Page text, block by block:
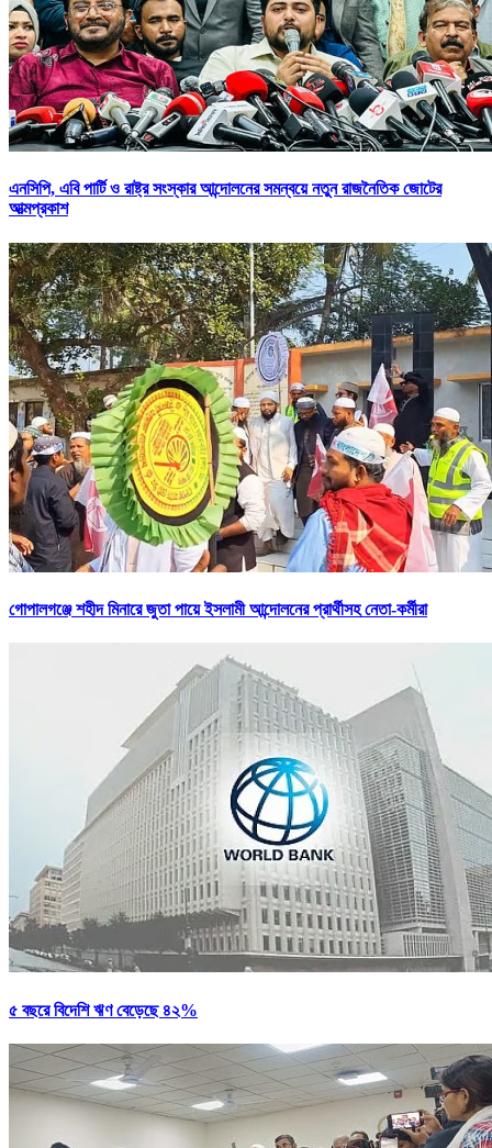
এনসিপি, এবি পার্টি ও রাষ্ট্র সংস্কার আন্দোলনের সমন্বয়ে নতুন রাজনৈতিক জোটের
আত্মপ্রকাশ
গোপালগঞ্জে শহীদ মিনারে জুতা পায়ে ইসলামী আন্দোলনের প্রার্থীসহ নেতা-কর্মীরা
৫ বছরে বিদেশি ঋণ বেড়েছে ৪২%